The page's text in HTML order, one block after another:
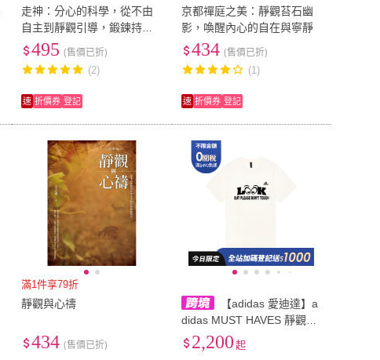
走神：分心的科學，從不由
自主到靜觀引導，鍛鍊持久
的專注力
495 (售價已折)
(2)
速 折價券 登記
京都禪庭之美：靜觀苔石幽
影，喚醒內心的自在與寧靜
434 (售價已折)
(1)
速 折價券 登記
滿1件享79折
靜觀與心禱
434 (售價已折)
【adidas 愛迪達】a
didas MUST HAVES 靜觀勿
擾印花情侶款純棉Logo標識
運動休閒圓領短袖T恤 男女
2,200 起